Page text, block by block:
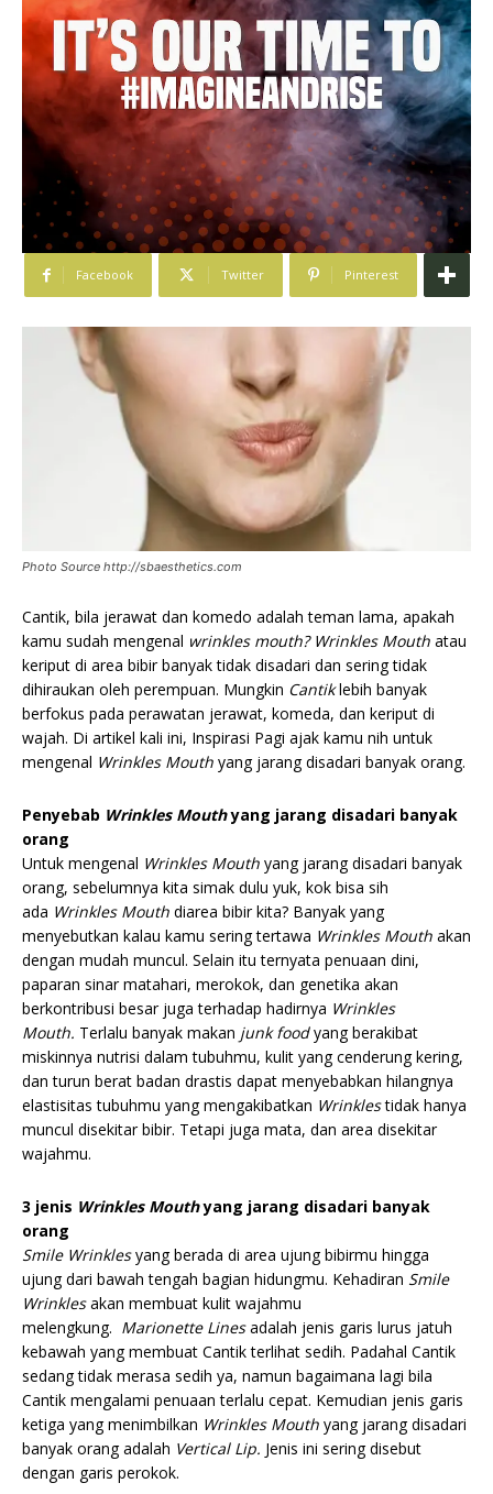
Facebook Twitter Pinterest
Photo Source http://sbaesthetics.com
Cantik, bila jerawat dan komedo adalah teman lama, apakah
kamu sudah mengenal wrinkles mouth? Wrinkles Mouth atau
keriput di area bibir banyak tidak disadari dan sering tidak
dihiraukan oleh perempuan. Mungkin Cantiklebih banyak
berfokus pada perawatan jerawat, komeda, dan keriput di
wajah. Di artikel kali ini, Inspirasi Pagi ajak kamu nih untuk
mengenal Wrinkles Mouth yang jarang disadari banyak orang.
Penyebab Wrinkles Mouthyang jarang disadari banyak
orang
Untuk mengenal Wrinkles Mouth yang jarang disadari banyak
orang, sebelumnya kita simak dulu yuk, kok bisa sih
ada Wrinkles Mouth diarea bibir kita? Banyak yang
menyebutkan kalau kamu sering tertawa Wrinkles Mouth akan
dengan mudah muncul. Selain itu ternyata penuaan dini,
paparan sinar matahari, merokok, dan genetika akan
berkontribusi besar juga terhadap hadirnya Wrinkles
Mouth. Terlalu banyak makan junk foodyang berakibat
miskinnya nutrisi dalam tubuhmu, kulit yang cenderung kering,
dan turun berat badan drastis dapat menyebabkan hilangnya
elastisitas tubuhmu yang mengakibatkan Wrinklestidak hanya
muncul disekitar bibir. Tetapi juga mata, dan area disekitar
wajahmu.
3 jenis Wrinkles Mouthyang jarang disadari banyak
orang
Smile Wrinklesyang berada di area ujung bibirmu hingga
ujung dari bawah tengah bagian hidungmu. Kehadiran Smile
Wrinklesakan membuat kulit wajahmu
melengkung. Marionette Linesadalah jenis garis lurus jatuh
kebawah yang membuat Cantik terlihat sedih. Padahal Cantik
sedang tidak merasa sedih ya, namun bagaimana lagi bila
Cantik mengalami penuaan terlalu cepat. Kemudian jenis garis
ketiga yang menimbilkan Wrinkles Mouth yang jarang disadari
banyak orang adalah Vertical Lip. Jenis ini sering disebut
dengan garis perokok.